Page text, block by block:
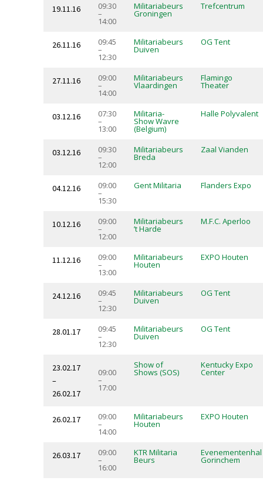
19.11.16 09:30
–
14:00
Militariabeurs
Groningen
Trefcentrum
26.11.16 09:45
–
12:30
Militariabeurs
Duiven
OG Tent
27.11.16 09:00
–
14:00
Militariabeurs
Vlaardingen
Flamingo
Theater
03.12.16 07:30
–
13:00
Militaria-
Show Wavre
(Belgium)
Halle Polyvalent
03.12.16 09:30
–
12:00
Militariabeurs
Breda
Zaal Vianden
04.12.16 09:00
–
15:30
Gent Militaria Flanders Expo
10.12.16 09:00
–
12:00
Militariabeurs
’t Harde
M.F.C. Aperloo
11.12.16 09:00
–
13:00
Militariabeurs
Houten
EXPO Houten
24.12.16 09:45
–
12:30
Militariabeurs
Duiven
OG Tent
28.01.17 09:45
–
12:30
Militariabeurs
Duiven
OG Tent
23.02.17
–
26.02.17
09:00
–
17:00
Show of
Shows (SOS)
Kentucky Expo
Center
26.02.17 09:00
–
14:00
Militariabeurs
Houten
EXPO Houten
26.03.17 09:00
–
16:00
KTR Militaria
Beurs
Evenementenhal
Gorinchem